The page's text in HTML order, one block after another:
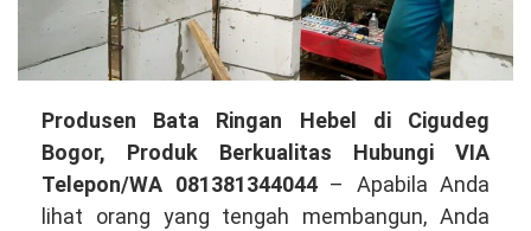
Produsen
Bata
Ringan
Hebel
Produsen Bata Ringan Hebel di Cigudeg
Bogor, Produk Berkualitas Hubungi VIA
Telepon/WA 081381344044– Apabila Anda
lihat orang yang tengah membangun, Anda